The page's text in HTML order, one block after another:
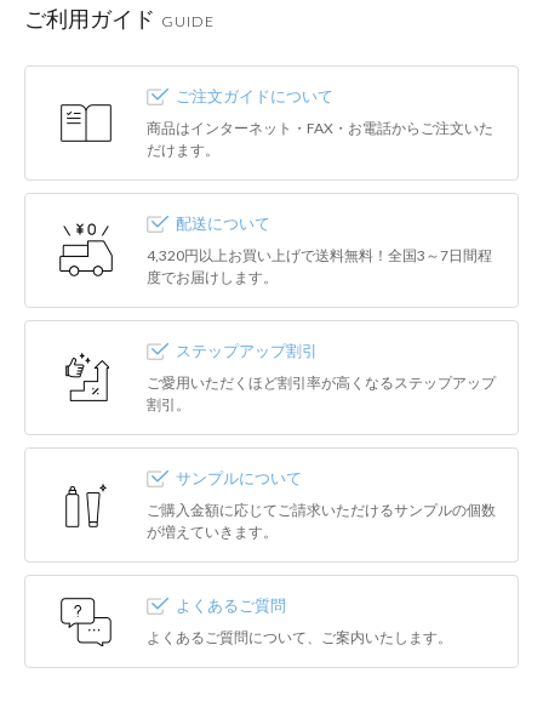
ご利用ガイド GUIDE
ご注文ガイドについて
商品はインターネット・FAX・お電話からご注文いた
だけます。
配送について
4,320円以上お買い上げで送料無料！全国3～7日間程
度でお届けします。
ステップアップ割引
ご愛用いただくほど割引率が高くなるステップアップ
割引。
サンプルについて
ご購入金額に応じてご請求いただけるサンプルの個数
が増えていきます。
よくあるご質問
よくあるご質問について、ご案内いたします。